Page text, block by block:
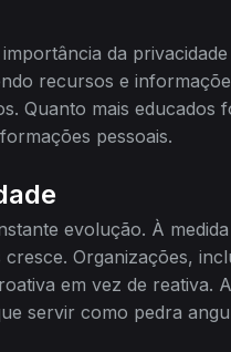
da
recursos e
Quanto mais
pessoais.
evolução. À
Organizações,
em vez de
servir como pedra